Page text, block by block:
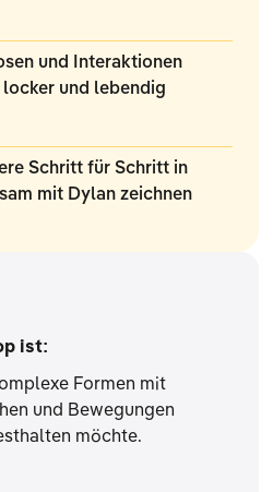
und Interaktionen
locker und lebendig
Schritt für Schritt in
mit Dylan zeichnen
ist:
Formen mit
und Bewegungen
möchte.